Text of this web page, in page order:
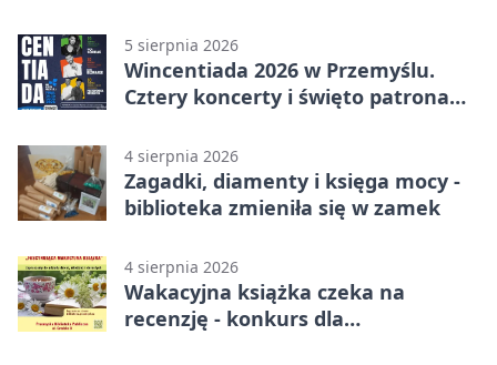
5 sierpnia 2026
Wincentiada 2026 w Przemyślu.
Cztery koncerty i święto patrona
4 sierpnia 2026
Zagadki, diamenty i księga mocy -
biblioteka zmieniła się w zamek
4 sierpnia 2026
Wakacyjna książka czeka na
recenzję - konkurs dla